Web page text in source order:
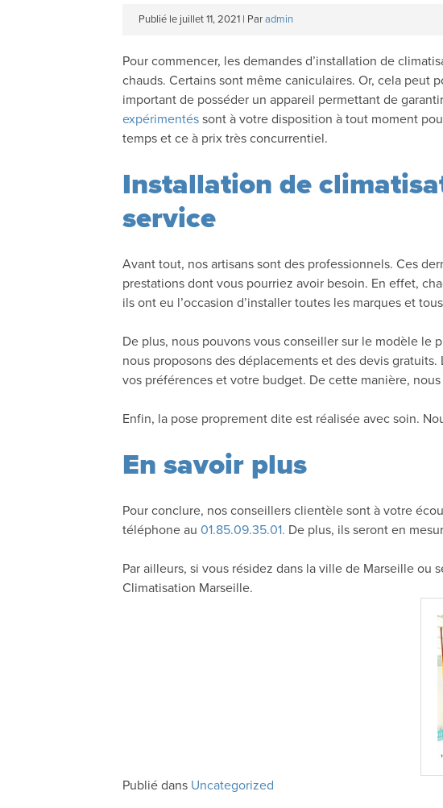
Publié le juillet 11, 2021 | Paradmin
Pour commencer, les demandes d’installation de
chauds. Certains sont même caniculaires. Or, cela peut
important de posséder un appareil permettant de
expérimentés sont à votre disposition à tout moment
temps et ce à prix très concurrentiel.
Installation de
service
Avant tout, nos artisans sont des professionnels. Ces
prestations dont vous pourriez avoir besoin. En effet,
ils ont eu l’occasion d’installer toutes les marques et
De plus, nous pouvons vous conseiller sur le modèle le
nous proposons des déplacements et des devis
vos préférences et votre budget. De cette manière,
Enfin, la pose proprement dite est réalisée avec soin.
En savoir plus
Pour conclure, nos conseillers clientèle sont à votre
téléphone au 01.85.09.35.01. De plus, ils seront en
Par ailleurs, si vous résidez dans la ville de Marseille
Climatisation Marseille.
Publié dans Uncategorized